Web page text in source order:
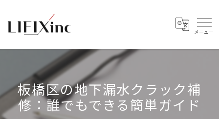
板橋区の地下漏水クラック補
修：誰でもできる簡単ガイド